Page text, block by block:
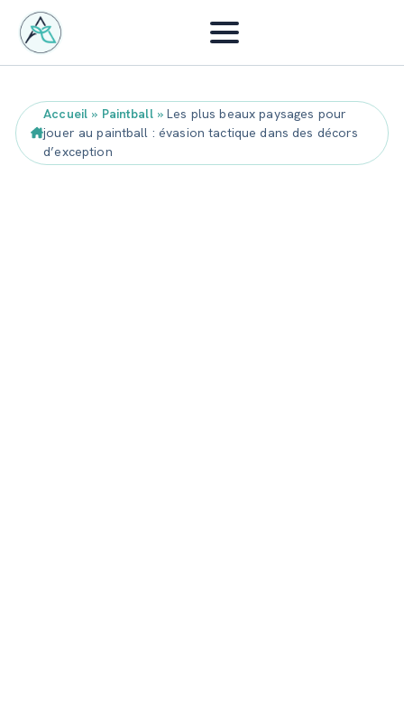
Accueil » Paintball»Les plus beaux paysages pour
jouer au paintball : évasion tactique dans des décors
d’exception